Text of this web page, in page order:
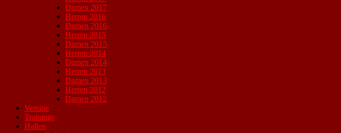
Damen 2017
Herren 2016
Damen 2016
Herren 2015
Damen 2015
Herren 2014
Damen 2014
Herren 2013
Damen 2013
Herren 2012
Damen 2012
Vereine
Trainings
Hallen